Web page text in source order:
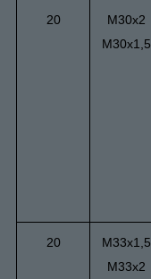
20
М30х2
М30х1,5
20
М33х1,5
М33х2